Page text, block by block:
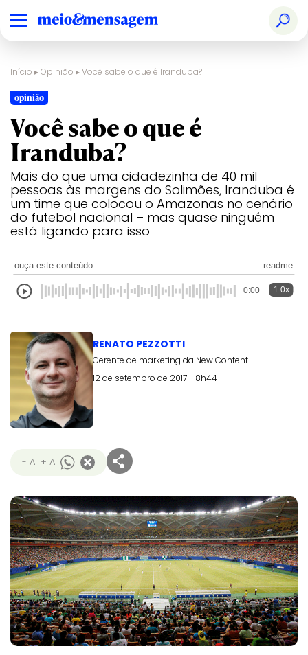
Início ▸Opinião ▸Você sabe o que é Iranduba?
opinião
Você sabe o que é
Iranduba?
Mais do que uma cidadezinha de 40 mil
pessoas às margens do Solimões, Iranduba é
um time que colocou o Amazonas no cenário
do futebol nacional – mas quase ninguém
está ligando para isso
ouça este conteúdo readme
0:00 1.0x
RENATO PEZZOTTI
Gerente de marketing da New Content
12 de setembro de 2017 - 8h44
- A + A